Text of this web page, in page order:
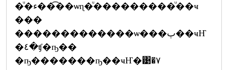
�ͧ�ء���͡�ѡɳ�ͧ���������ͧ��ҹ
���
�������������ѡ���ٻ��ҹҤ
�٤�ʧ�ҧ��
�ҧ�������ҧ��ҹҤ�͹�٧